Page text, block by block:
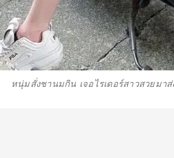
หนุ่มสั่งชานมกิน เจอไรเดอร์สาวสวยมา